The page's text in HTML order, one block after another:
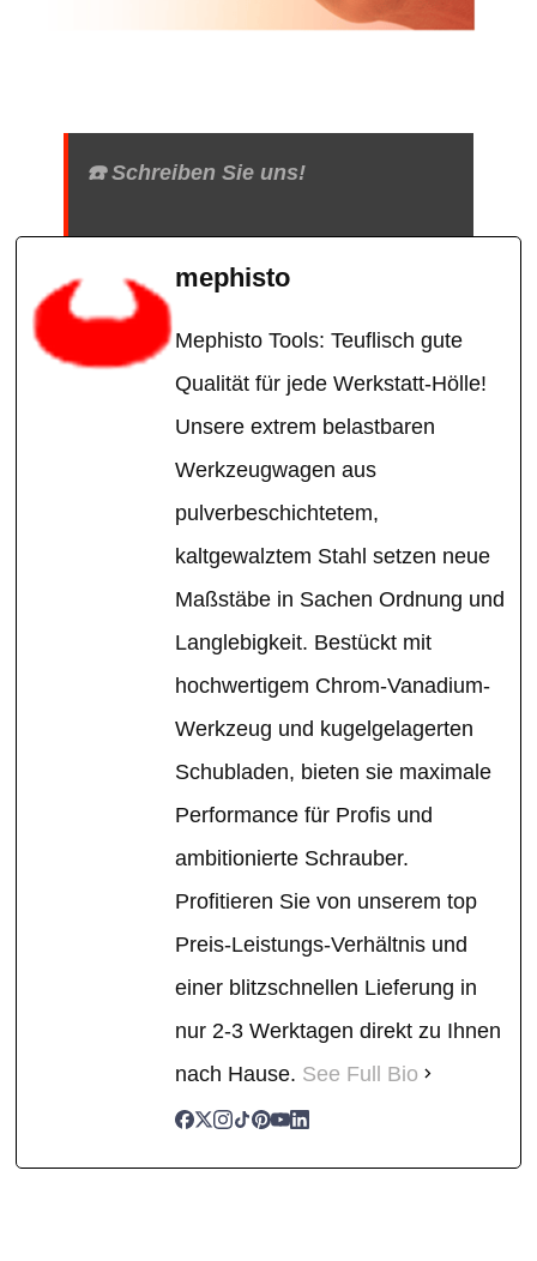
☎️ Schreiben Sie uns!
mephisto
Mephisto Tools: Teuflisch gute
Qualität für jede Werkstatt-Hölle!
Unsere extrem belastbaren
Werkzeugwagen aus
pulverbeschichtetem,
kaltgewalztem Stahl setzen neue
Maßstäbe in Sachen Ordnung und
Langlebigkeit. Bestückt mit
hochwertigem Chrom-Vanadium-
Werkzeug und kugelgelagerten
Schubladen, bieten sie maximale
Performance für Profis und
ambitionierte Schrauber.
Profitieren Sie von unserem top
Preis-Leistungs-Verhältnis und
einer blitzschnellen Lieferung in
nur 2-3 Werktagen direkt zu Ihnen
nach Hause. See Full Bio